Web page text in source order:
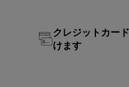
クレジットカー
けます